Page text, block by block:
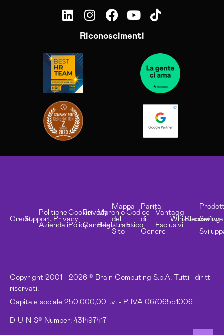
Riconoscimenti
Copyright 2001 - 2026 © Brain Computing S.p.A. Tutti i diritti
riservati.
Capitale sociale 250.000,00 i.v. - P. IVA 06706551006
D-U-N-S® Number: 431497417
CreditsSupport
Politiche
Aziendali
Privacy
Cookie
Policy
Privacy
Candidati
Marchio
Registrato
Mappa
del
Sito
Codice
Etico
Parità
di
Genere
Vantaggi
Esclusivi
Whistleblowing
Risorse